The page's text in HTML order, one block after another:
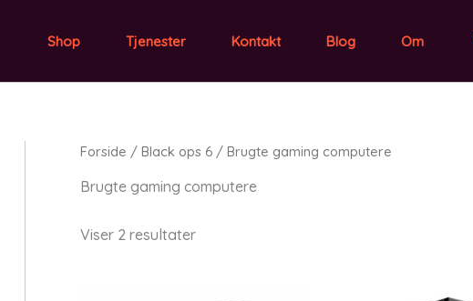
Shop Tjenester Kontakt Blog Om
Forside / Black ops 6 / Brugte gaming computere
Brugte gaming computere
Viser 2 resultater